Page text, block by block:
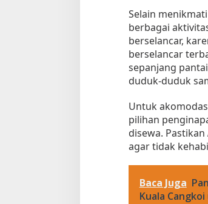
Selain
berbagai
berselancar,
berselancar
sepanjang
duduk-duduk
Untuk
pilihan
disewa.
agar tidak
Baca Juga
Kuala
3 Januari 2025
Di